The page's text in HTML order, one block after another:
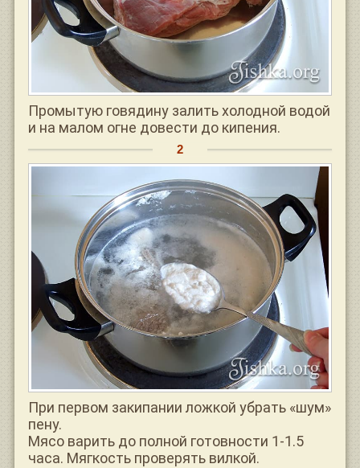
Промытую говядину залить холодной водой
и на малом огне довести до кипения.
При первом закипании ложкой убрать «шум»
пену.
Мясо варить до полной готовности 1-1.5
часа. Мягкость проверять вилкой.